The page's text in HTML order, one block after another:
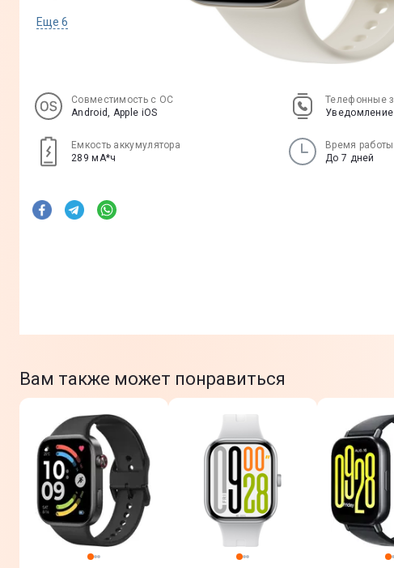
Еще 6
Совместимость с ОС
Android, Apple iOS
Телефонные
Емкость аккумулятора
289 мА*ч
Время работы
До 7 дней
Вам также может понравиться